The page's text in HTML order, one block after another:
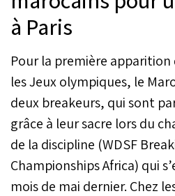
à Paris
Pour la première
les Jeux olympiques, le
deux breakeurs, qui sont
grâce à leur sacre lors du
de la discipline (WDSF
Championships Africa) qui
mois de mai dernier. Chez